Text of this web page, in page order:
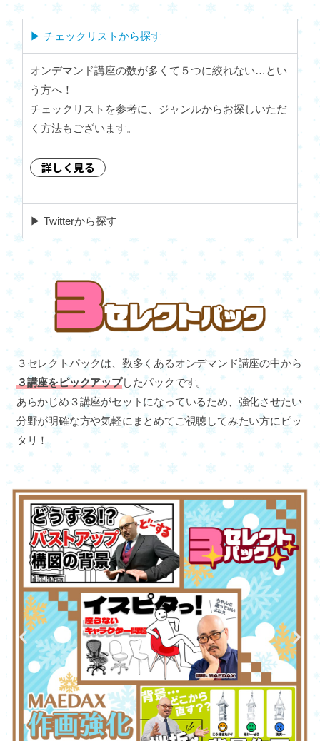
▶︎ チェックリストから探す
オンデマンド講座の数が多くて５つに絞れない…とい
う方へ！
チェックリストを参考に、ジャンルからお探しいただ
く方法もございます。
詳しく見る
▶︎ Twitterから探す
３セレクトパックは、数多くあるオンデマンド講座の中から
３講座をピックアップしたパックです。
あらかじめ３講座がセットになっているため、強化させたい
分野が明確な方や気軽にまとめてご視聴してみたい方にピッ
タリ！